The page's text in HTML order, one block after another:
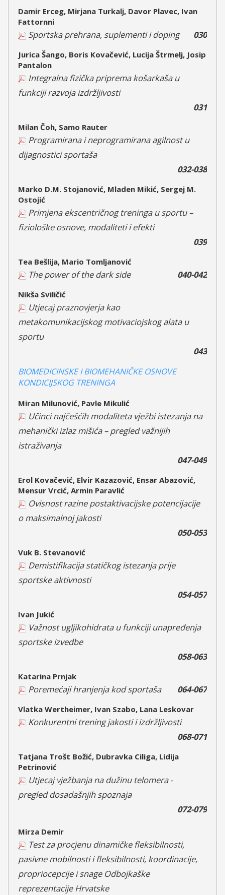
Damir Erceg, Mirjana Turkalj, Davor Plavec, Ivan
Fattornni
Sportska prehrana, suplementi i doping 030
Jurica Šango, Boris Kovačević, Lucija Štrmelj, Josip
Pantalon
Integralna fizička priprema košarkaša u
funkciji razvoja izdržljivosti
031
Milan Čoh, Samo Rauter
Programirana i neprogramirana agilnost u
dijagnostici sportaša
032-038
Marko D.M. Stojanović, Mladen Mikić, Sergej M.
Ostojić
Primjena ekscentričnog treninga u sportu –
fiziološke osnove, modaliteti i efekti
039
Tea Bešlija, Mario Tomljanović
The power of the dark side 040-042
Nikša Sviličić
Utjecaj praznovjerja kao
metakomunikacijskog motivaciojskog alata u
sportu
043
BIOMEDICINSKE I BIOMEHANIČKE OSNOVE
KONDICIJSKOG TRENINGA
Miran Milunović, Pavle Mikulić
Učinci najčešćih modaliteta vježbi istezanja na
mehanički izlaz mišića – pregled važnijih
istraživanja
047-049
Erol Kovačević, Elvir Kazazović, Ensar Abazović,
Mensur Vrcić, Armin Paravlić
Ovisnost razine postaktivacijske potencijacije
o maksimalnoj jakosti
050-053
Vuk B. Stevanović
Demistifikacija statičkog istezanja prije
sportske aktivnosti
054-057
Ivan Jukić
Važnost ugljikohidrata u funkciji unapređenja
sportske izvedbe
058-063
Katarina Prnjak
Poremećaji hranjenja kod sportaša 064-067
Vlatka Wertheimer, Ivan Szabo, Lana Leskovar
Konkurentni trening jakosti i izdržljivosti
068-071
Tatjana Trošt Božić, Dubravka Ciliga, Lidija
Petrinović
Utjecaj vježbanja na dužinu telomera -
pregled dosadašnjih spoznaja
072-079
Mirza Demir
Test za procjenu dinamičke fleksibilnosti,
pasivne mobilnosti i fleksibilnosti, koordinacije,
propriocepcije i snage Odbojkaške
reprezentacije Hrvatske